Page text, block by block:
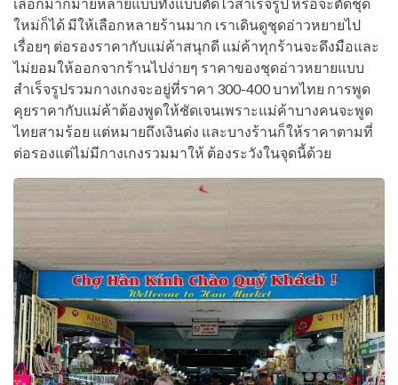
ใหม่ก็ได้ มีให้เลือกหลายร้านมาก เราเดินดูชุดอ่าวหยายไป
เรื่อยๆ ต่อรองราคากับแม่ค้าสนุกดี แม่ค้าทุกร้านจะดึงมือและ
ไม่ยอมให้ออกจากร้านไปง่ายๆ ราคาของชุดอ่าวหยายแบบ
สำเร็จรูปรวมกางเกงจะอยู่ที่ราคา 300-400 บาทไทย การพูด
คุยราคากับแม่ค้าต้องพูดให้ชัดเจนเพราะแม่ค้าบางคนจะพูด
ไทยสามร้อย แต่หมายถึงเงินด่ง และบางร้านก็ให้ราคาตามที่
ต่อรองแต่ไม่มีกางเกงรวมมาให้ ต้องระวังในจุดนี้ด้วย